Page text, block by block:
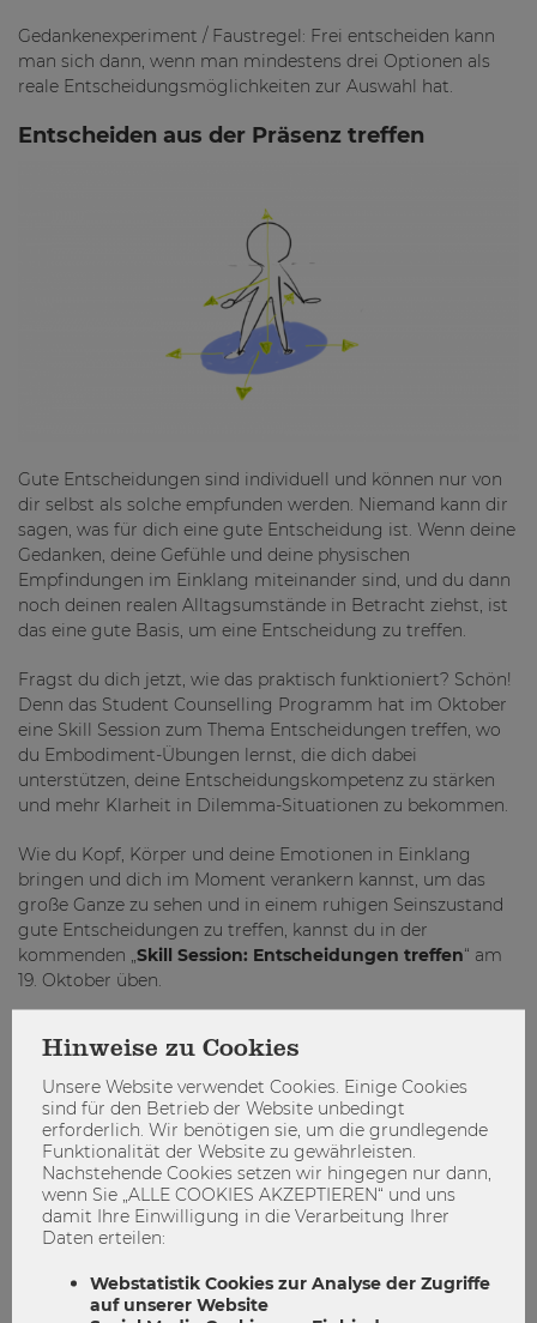
Gedankenexperiment / Faustregel: Frei entscheiden kann
man sich dann, wenn man mindestens drei Optionen als
reale Entscheidungsmöglichkeiten zur Auswahl hat.
Entscheiden aus der Präsenz treffen
Gute Entscheidungen sind individuell und können nur von
dir selbst als solche empfunden werden. Niemand kann dir
sagen, was für dich eine gute Entscheidung ist. Wenn deine
Gedanken, deine Gefühle und deine physischen
Empfindungen im Einklang miteinander sind, und du dann
noch deinen realen Alltagsumstände in Betracht ziehst, ist
das eine gute Basis, um eine Entscheidung zu treffen.
Fragst du dich jetzt, wie das praktisch funktioniert? Schön!
Denn das Student Counselling Programm hat im Oktober
eine Skill Session zum Thema Entscheidungen treffen, wo
du Embodiment-Übungen lernst, die dich dabei
unterstützen, deine Entscheidungskompetenz zu stärken
und mehr Klarheit in Dilemma-Situationen zu bekommen.
Wie du Kopf, Körper und deine Emotionen in Einklang
bringen und dich im Moment verankern kannst, um das
große Ganze zu sehen und in einem ruhigen Seinszustand
gute Entscheidungen zu treffen, kannst du in der
kommenden „Skill Session: Entscheidungen treffen“ am
19. Oktober üben.
körperbasierte Übungen lernst, die eine bestimmte
menschliche Fähigkeit oder Kompetenz stärken und dich
beim erfolgreichen Studieren unterstützen können. Die
Trainings werden zweisprachig (auf Deutsch und Englisch)
abgehalten.
Weitere Fokusthemen:
Session: Atmen zur Selbstregulierungam 12.
Oktober 2022, 11 Uhr.
Hinweise zu Cookies
Unsere Website verwendet Cookies. Einige Cookies
sind für den Betrieb der Website unbedingt
erforderlich. Wir benötigen sie, um die grundlegende
Funktionalität der Website zu gewährleisten.
Nachstehende Cookies setzen wir hingegen nur dann,
wenn Sie „ALLE COOKIES AKZEPTIEREN“ und uns
damit Ihre Einwilligung in die Verarbeitung Ihrer
Daten erteilen:
Webstatistik Cookies zur Analyse der Zugriffe
auf unserer Website